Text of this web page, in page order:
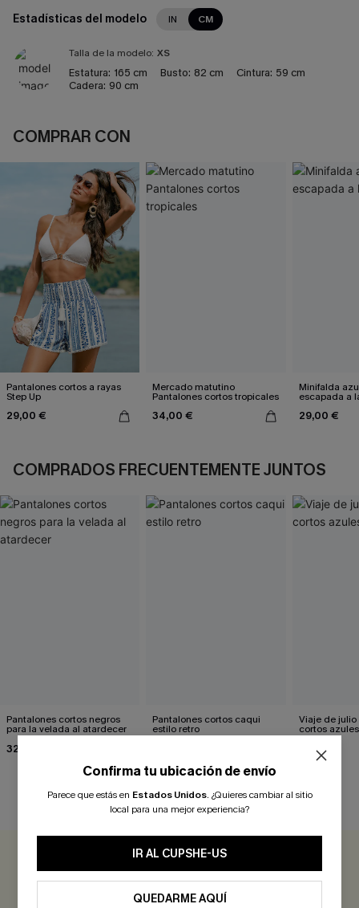
Estadísticas del modelo IN CM
Talla de la modelo: XS
Estatura: 165 cm Busto: 82 cm Cintura: 59 cm
Cadera: 90 cm
COMPRAR CON
Pantalones cortos a rayas
Step Up
29,00 €
Mercado matutino
Pantalones cortos tropicales
34,00 €
Minifalda
escapada a
29,00 €
COMPRADOS FRECUENTEMENTE JUNTOS
Pantalones cortos negros
para la velada al atardecer
32,00 €
Pantalones cortos caqui
estilo retro
Viaje de julio
cortos azules
29,00 €
RESEÑAS DE CLIENTES
Confirma tu ubicación de envío
Parece que estás en Estados Unidos. ¿Quieres cambiar al sitio
local para una mejor experiencia?
IR AL CUPSHE-US
QUEDARME AQUÍ